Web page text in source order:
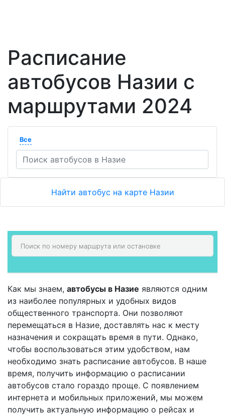
Расписание
автобусов Назии с
маршрутами 2024
Все
Найти автобус на карте Назии
Как мы знаем, автобусы в Назие являются одним
из наиболее популярных и удобных видов
общественного транспорта. Они позволяют
перемещаться в Назие, доставлять нас к месту
назначения и сокращать время в пути. Однако,
чтобы воспользоваться этим удобством, нам
необходимо знать расписание автобусов. В наше
время, получить информацию о расписании
автобусов стало гораздо проще. С появлением
интернета и мобильных приложений, мы можем
получить актуальную информацию о рейсах и